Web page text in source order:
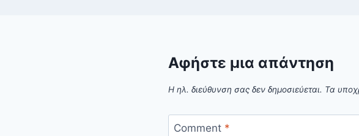
Αφήστε μια απάντηση
Η ηλ. διεύθυνση σας δεν δημοσιεύεται. Τα
Comment *